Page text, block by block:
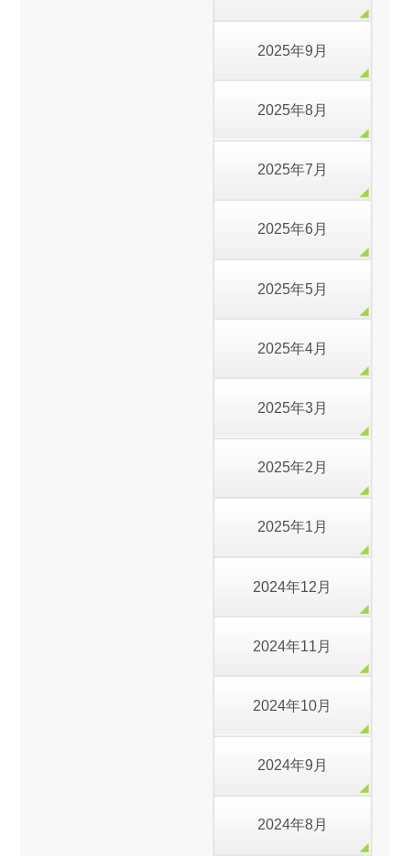
2025年9月
2025年8月
2025年7月
2025年6月
2025年5月
2025年4月
2025年3月
2025年2月
2025年1月
2024年12月
2024年11月
2024年10月
2024年9月
2024年8月